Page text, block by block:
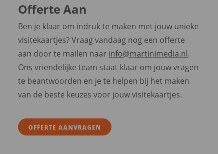
Offerte Aan
Ben je klaar om indruk te maken met jouw unieke
visitekaartjes? Vraag vandaag nog een offerte
aan door te mailen naar info@martinimedia.nl.
Ons vriendelijke team staat klaar om jouw vragen
te beantwoorden en je te helpen bij het maken
van de beste keuzes voor jouw visitekaartjes.
OFFERTE AANVRAGEN